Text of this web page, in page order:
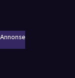
Annonse